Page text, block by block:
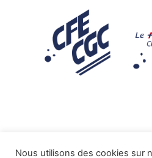
Nous utilisons des cookies sur